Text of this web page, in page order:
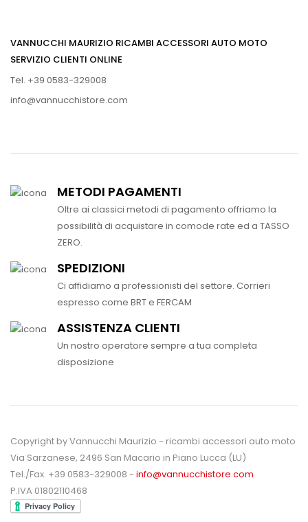
VANNUCCHI MAURIZIO RICAMBI ACCESSORI AUTO MOTO
SERVIZIO CLIENTI ONLINE
Tel. +39 0583-329008
info@vannucchistore.com
METODI PAGAMENTI
Oltre ai classici metodi di pagamento offriamo la
possibilità di acquistare in comode rate ed a TASSO
ZERO.
SPEDIZIONI
Ci affidiamo a professionisti del settore. Corrieri
espresso come BRT e FERCAM
ASSISTENZA CLIENTI
Un nostro operatore sempre a tua completa
disposizione
Copyright by Vannucchi Maurizio - ricambi accessori auto moto
Via Sarzanese, 2496 San Macario in Piano Lucca (LU)
Tel./Fax. +39 0583-329008 - info@vannucchistore.com
P.IVA 01802110468